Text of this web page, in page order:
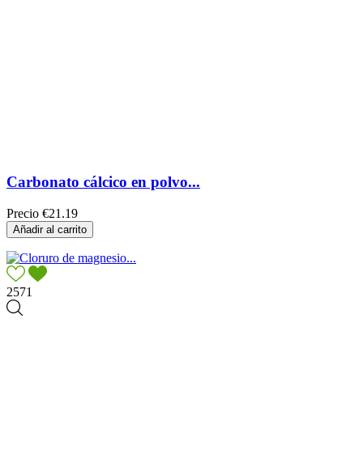
Carbonato cálcico en polvo...
Precio €21.19
Añadir al carrito
2571